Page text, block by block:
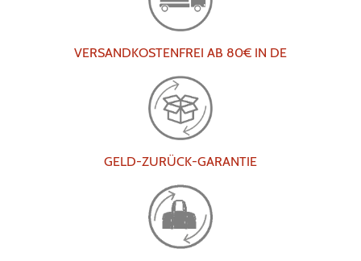
VERSANDKOSTENFREI AB 80€ IN DE
GELD-ZURÜCK-GARANTIE